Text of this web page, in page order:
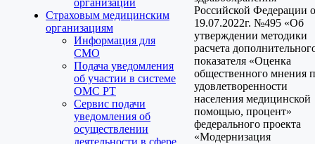
организации
Страховым медицинским
организациям
Информация для
СМО
Подача уведомления
об участии в системе
ОМС РТ
Сервис подачи
уведомления об
осуществлении
деятельности в сфере
Российской Федерации
19.07.2022г. №495 «Об
утверждении методики
расчета
показателя «Оценка
общественного мнения
удовлетворенности
населения медицинской
помощью, процент»
федерального проекта
«Модернизация